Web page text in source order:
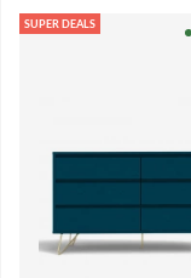
SUPER DEALS